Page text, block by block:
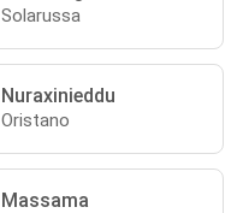
Solarussa
Nuraxinieddu
Oristano
Massama